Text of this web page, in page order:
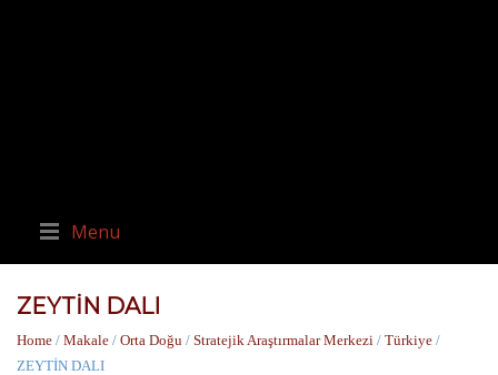
Menu
ZEYTİN DALI
Home / Makale / Orta Doğu / Stratejik Araştırmalar Merkezi / Türkiye /
ZEYTİN DALI